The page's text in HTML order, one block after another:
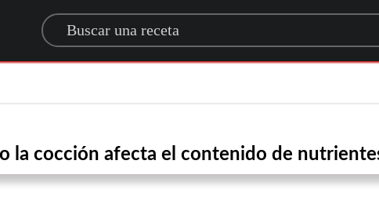
Search for a recipe
la cocción afecta el contenido de